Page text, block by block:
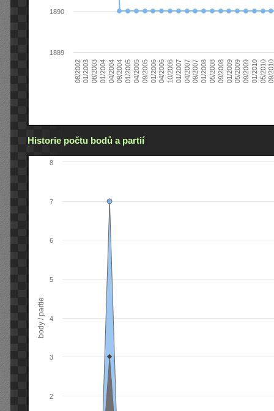
08/200201/200308/200301/200404/200409/200401/200504/200509/200501/200604/200610/200601/200704/200709/200701/200805/200809/200801/200905/200909/200901/201005/201009/
1889
1890
Historie počtu bodů a partií
body / partie
2
3
4
5
6
7
8